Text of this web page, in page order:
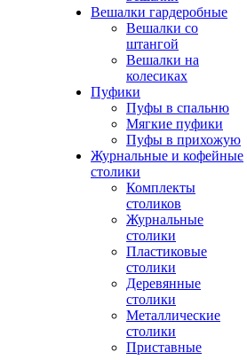
Вешалки гардеробные
Вешалки со
штангой
Вешалки на
колесиках
Пуфики
Пуфы в спальню
Мягкие пуфики
Пуфы в прихожую
Журнальные и кофейные
столики
Комплекты
столиков
Журнальные
столики
Пластиковые
столики
Деревянные
столики
Металлические
столики
Приставные